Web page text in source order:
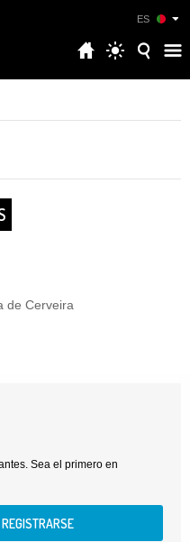
ES
de Cerveira
Sea el primero en